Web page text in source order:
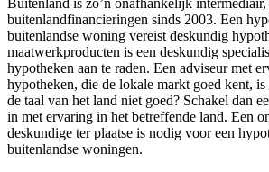
buitenlandfinancieringen sinds 2003. Een
buitenlandse woning vereist deskundig
maatwerkproducten is een deskundig
hypotheken aan te raden. Een adviseur met
hypotheken, die de lokale markt goed kent, is
de taal van het land niet goed? Schakel dan
in met ervaring in het betreffende land. Een
deskundige ter plaatse is nodig voor een
buitenlandse woningen.